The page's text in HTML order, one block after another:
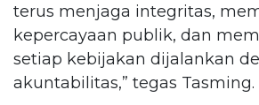
terus menjaga integritas,
kepercayaan publik, dan
setiap kebijakan dijalankan
akuntabilitas,” tegas Tasming.